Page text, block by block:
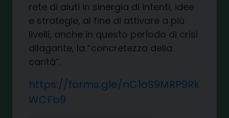
rete di aiuti in sinergia di intenti, idee
e strategie, al fine di attivare a più
livelli, anche in questo periodo di crisi
dilagante, la “concretezza della
carità”.
https://forms.gle/nC1oS9MRP9Rk
WCFb9